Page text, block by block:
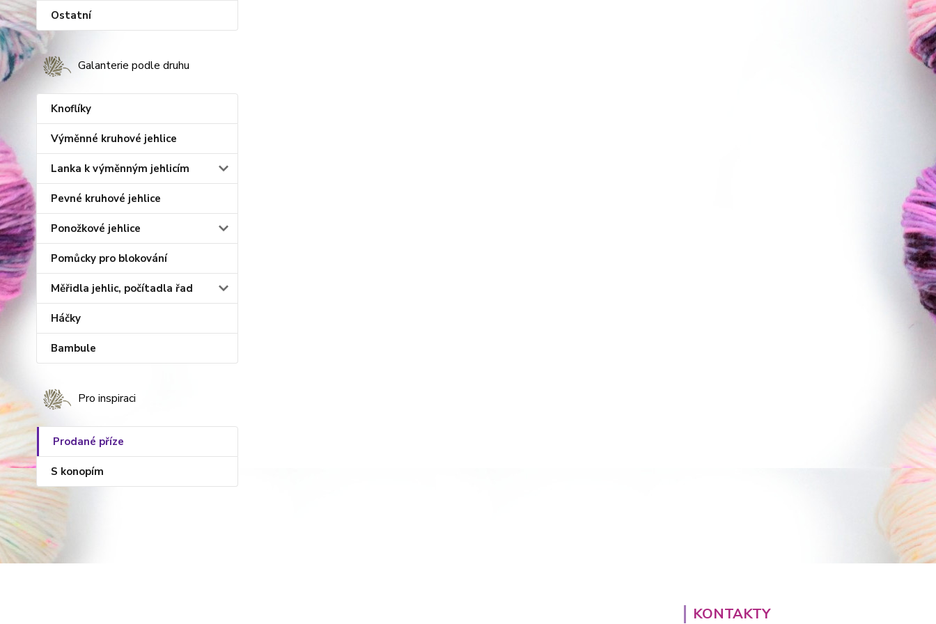
Ostatní
Galanterie podle druhu
Knoflíky
Výměnné kruhové jehlice
Lanka k výměnným jehlicím
Pevné kruhové jehlice
Ponožkové jehlice
Pomůcky pro blokování
Měřidla jehlic, počítadla řad
Háčky
Bambule
Pro inspiraci
Prodané příze
S konopím
KONTAKTY